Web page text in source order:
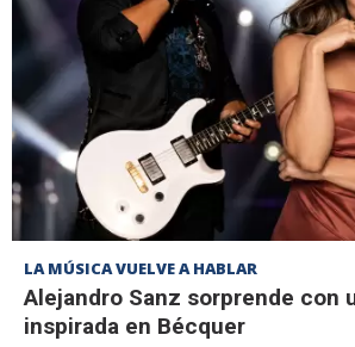
LA MÚSICA VUELVE A HABLAR
Alejandro Sanz sorprende con
inspirada en Bécquer